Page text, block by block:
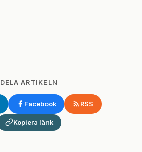
DELA ARTIKELN
Facebook RSS
Kopiera länk